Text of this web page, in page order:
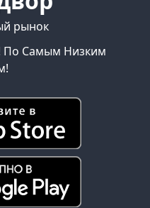
рынок
По Самым Низким